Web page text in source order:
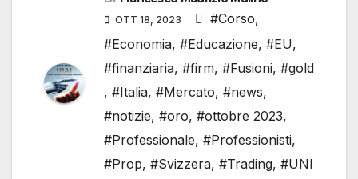
OTT 18, 2023 #Corso,
#Economia, #Educazione, #EU,
#finanziaria, #firm, #Fusioni, #gold
, #Italia, #Mercato, #news,
#notizie, #oro, #ottobre 2023,
#Professionale, #Professionisti,
#Prop, #Svizzera, #Trading, #UNI